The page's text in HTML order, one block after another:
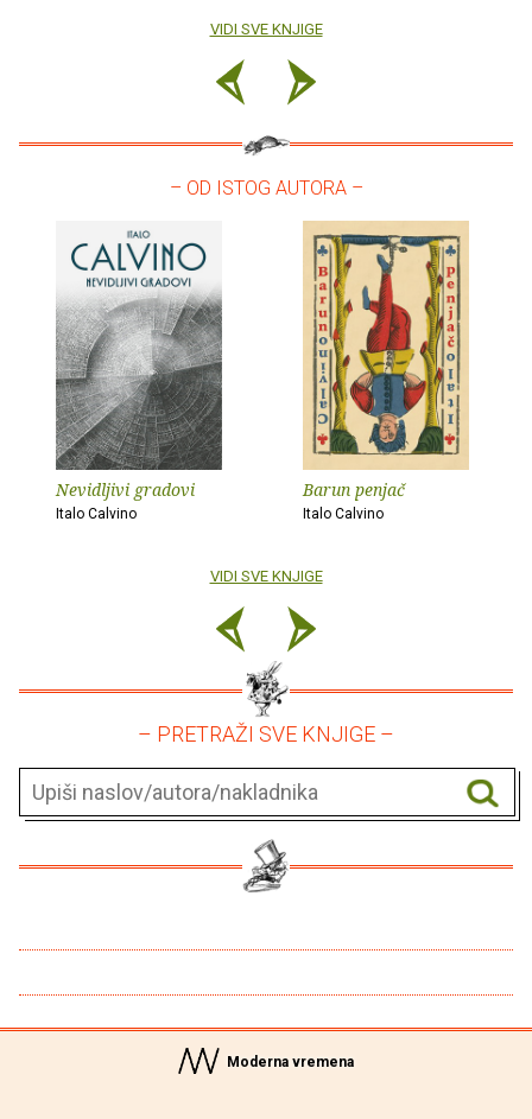
VIDI SVE KNJIGE
– OD ISTOG AUTORA –
Nevidljivi gradovi
Italo Calvino
Barun penjač
Italo Calvino
VIDI SVE KNJIGE
– PRETRAŽI SVE KNJIGE –
Moderna vremena